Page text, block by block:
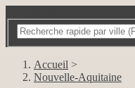
Accueil >
Nouvelle-Aquitaine